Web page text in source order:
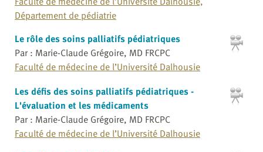
Département de pédiatrie
Le rôle des soins palliatifs pédiatriques
Par : Marie-Claude Grégoire, MD FRCPC
Faculté de médecine de l’Université Dalhousie
Les défis des soins palliatifs pédiatriques -
L'évaluation et les médicaments
Par : Marie-Claude Grégoire, MD FRCPC
Faculté de médecine de l’Université Dalhousie